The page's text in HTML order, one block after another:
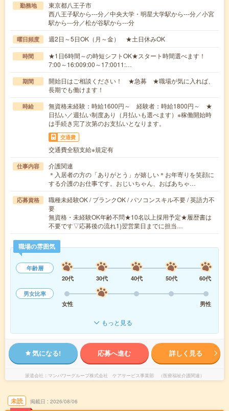
勤務地
東京都八王子市
西八王子駅から---分／中央大学・明星大学駅から---分／小宮
駅から---分／松が谷駅から---分
曜日頻度 週2日～5日OK（月～金） ★土日休みOK
時間
★1日6時間～の時短シフトOK★スタート時間選べます！
7:00～16:009:00～17:0011:…
期間
開始日はご相談ください！ ★急募 ★職場が気に入れば、
長期でも働けます！
時給
無資格未経験：時給1600円～ 経験者：時給1800円～ ★
日払い／週払い制度あり（月払いも選べます）※稼働開始時
は手続き完了次第のお支払いとなります。
交通費
交通費全額支給※規定有
仕事内容
介護関連
＊入居者の方の「ありがとう」が嬉しい＊お年寄りを笑顔に
する介護のお仕事です。おじいちゃん、おばあちゃ…
応募資格
職種未経験OK / ブランクOK / パソコンスキル不要 / 英語力不
要
無資格・未経験OK年齢不問★10名以上採用予定★履歴書は
不要です▽応募後の流れ1)翌営業日までに担当…
職場の雰囲気
年齢層
20代
30代 40代 50代
60代
男女比率
女性
男性
もっと見る
気になる! 応募へ進む 詳しく見る
派遣会社 マンパワーグループ株式会社 ケアサービス事業部 （医療福祉介護関連）
未読 掲載日 2026/08/06